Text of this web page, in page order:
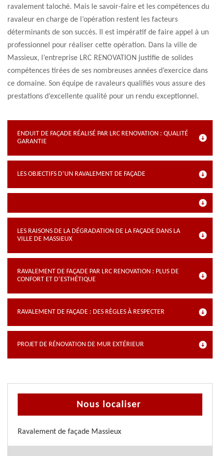
ravalement taloché. Mais le savoir-faire et les compétences du
ravaleur en charge de l’opération restent les facteurs
déterminants de son succès. Il est impératif de faire appel à un
professionnel pour réaliser cette opération. Dans la ville de
Massieux, l’entreprise LRC RENOVATION justifie de solides
compétences tirées de ses nombreuses années d’exercice dans
ce domaine. Son équipe de ravaleurs qualifiés vous assure des
prestations d’excellente qualité pour un rendu exceptionnel.
ENDUIT DE FAÇADE RÉALISÉ PAR LRC RENOVATION : QUALITÉ
GARANTIE
LES OBJECTIFS D’UN RAVALEMENT DE FAÇADE
LES RAISONS DE LA DÉGRADATION DE LA FAÇADE DANS LA
VILLE DE MASSIEUX
RAVALEMENT DE FAÇADE PAR LRC RENOVATION : PLUS DE
CONFORT ET D’ESTHÉTIQUE
RAVALEMENT DE FAÇADE : DES RÈGLES À RESPECTER
PROJET DE RÉNOVATION DE MUR EXTÉRIEUR
Nous localiser
Ravalement de façade Massieux